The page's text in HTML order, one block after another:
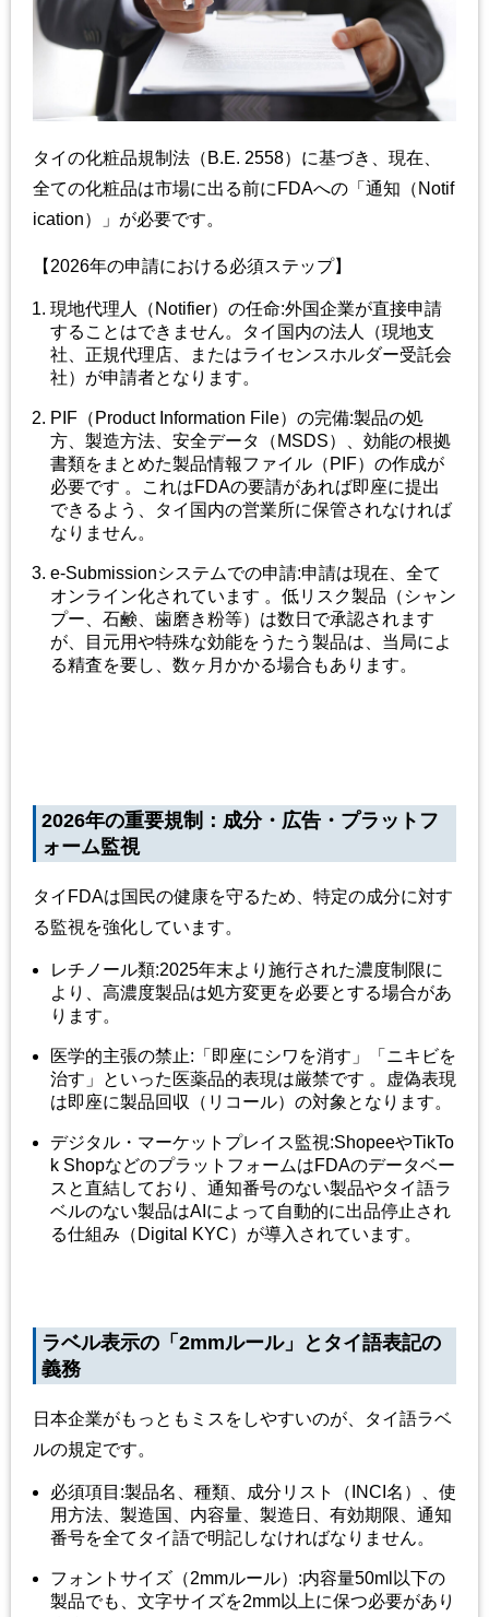
タイの化粧品規制法（ B.E. 2558）に基づき、現在、
全ての化粧品は市場に出る前にFDAへの「通知（ Notif
ication）」が必要です。
【2026年の申請における必須ステップ】
現地代理人（ Notifier）の任命:外国企業が直接申請
することはできません。タイ国内の法人（現地支
社、正規代理店、またはライセンスホルダー受託会
社）が申請者となります。
PIF （ Product Information File）の完備:製品の処
方、製造方法、安全データ（ MSDS）、効能の根拠
書類をまとめた製品情報ファイル（ PIF）の作成が
必要です 。これはFDAの要請があれば即座に提出
できるよう、タイ国内の営業所に保管されなければ
なりません。
e-Submissionシステムでの申請:申請は現在、全て
オンライン化されています 。低リスク製品（シャン
プー、石鹸、歯磨き粉等）は数日で承認されます
が、目元用や特殊な効能をうたう製品は、当局によ
る精査を要し、数ヶ月かかる場合もあります。
2026年の重要規制：成分・広告・プラットフ
ォーム監視
タイ FDAは国民の健康を守るため、特定の成分に対す
る監視を強化しています。
レチノール類:2025年末より施行された濃度制限に
より、高濃度製品は処方変更を必要とする場合があ
ります。
医学的主張の禁止: 「即座にシワを消す」「ニキビを
治す」といった医薬品的表現は厳禁です 。虚偽表現
は即座に製品回収（リコール）の対象となります。
デジタル ・マーケットプレイス監視:ShopeeやTikTo
k ShopなどのプラットフォームはFDAのデータベー
スと直結しており、通知番号のない製品やタイ語ラ
ベルのない製品はAI によって自動的に出品停止され
る仕組み（ Digital KYC）が導入されています。
ラベル表示の「 2mmルール」とタイ語表記の
義務
日本企業がもっともミスをしやすいのが、タイ語ラベ
ルの規定です。
必須項目 :製品名、種類、成分リスト（ INCI 名）、使
用方法、製造国、内容量、製造日、有効期限、通知
番号を全てタイ語で明記しなければなりません。
フォントサイズ（2mmルール） :内容量50ml 以下の
製品でも、文字サイズを2mm以上に保つ必要があり